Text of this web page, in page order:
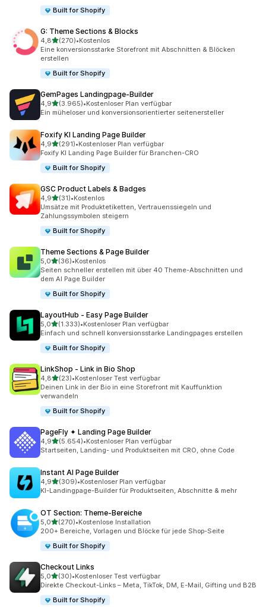
Built for Shopify
G: Theme Sections & Blocks
4,8von 5 Sternen
(270)
270 Rezensionen insgesamt
•Kostenlos
Eine konversionsstarke Storefront mit Abschnitten & Blöcken
erstellen
Built for Shopify
GemPages Landingpage‑Builder
4,9von 5 Sternen
(3.965)
3965 Rezensionen insgesamt
•Kostenloser Plan verfügbar
Ein müheloser und konversionsorientierter seitenersteller
Foxify KI Landing Page Builder
4,9von 5 Sternen
(291)
291 Rezensionen insgesamt
•Kostenloser Plan verfügbar
Foxify KI Landing Page Builder für Branchen-CRO
Built for Shopify
GSC Product Labels & Badges
4,9von 5 Sternen
(31)
31 Rezensionen insgesamt
•Kostenlos
Umsätze mit Produktetiketten, Vertrauenssiegeln und
Zahlungssymbolen steigern
Built for Shopify
Theme Sections & Page Builder
5,0von 5 Sternen
(36)
36 Rezensionen insgesamt
•Kostenlos
Seiten schneller erstellen mit über 40 Theme-Abschnitten und
dem AI Page Builder
Built for Shopify
LayoutHub ‑ Easy Page Builder
5,0von 5 Sternen
(1.333)
1333 Rezensionen insgesamt
•Kostenloser Plan verfügbar
Einfach und schnell konversionsstarke Landingpages erstellen
Built for Shopify
LinkShop ‑ Link in Bio Shop
4,8von 5 Sternen
(23)
23 Rezensionen insgesamt
•Kostenloser Test verfügbar
Deinen Link in der Bio in eine Storefront mit Kauffunktion
verwandeln
Built for Shopify
PageFly ✦ Landing Page Builder
4,9von 5 Sternen
(5.654)
5654 Rezensionen insgesamt
•Kostenloser Plan verfügbar
Startseiten, Landing- und Produktseiten mit CRO, ohne Code
Instant AI Page Builder
4,9von 5 Sternen
(309)
309 Rezensionen insgesamt
•Kostenloser Plan verfügbar
KI-Landingpage-Builder für Produktseiten, Abschnitte & mehr
OT Section: Theme‑Bereiche
5,0von 5 Sternen
(270)
270 Rezensionen insgesamt
•Kostenlose Installation
200+ Bereiche, Vorlagen und Blöcke für jede Shop-Seite
Built for Shopify
Checkout Links
5,0von 5 Sternen
(30)
30 Rezensionen insgesamt
•Kostenloser Test verfügbar
Direkte Checkout-Links – Meta, TikTok, DM, E-Mail, Gifting und B2B
Built for Shopify